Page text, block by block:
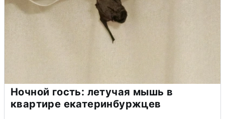
Ночной гость: летучая мышь в
квартире екатеринбуржцев